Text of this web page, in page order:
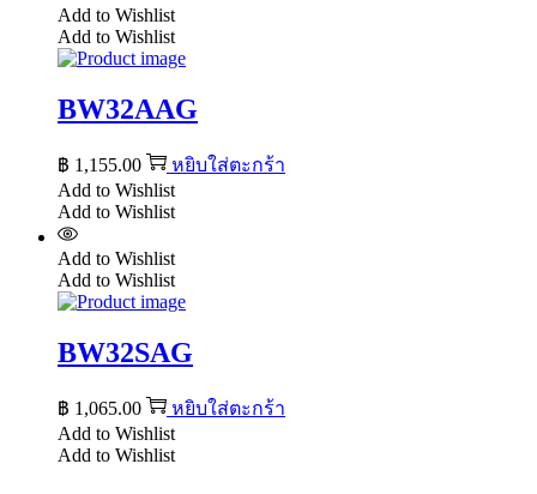
Add to Wishlist
Add to Wishlist
BW32AAG
฿ 1,155.00
หยิบใส่ตะกร้า
Add to Wishlist
Add to Wishlist
Add to Wishlist
Add to Wishlist
BW32SAG
฿ 1,065.00
หยิบใส่ตะกร้า
Add to Wishlist
Add to Wishlist